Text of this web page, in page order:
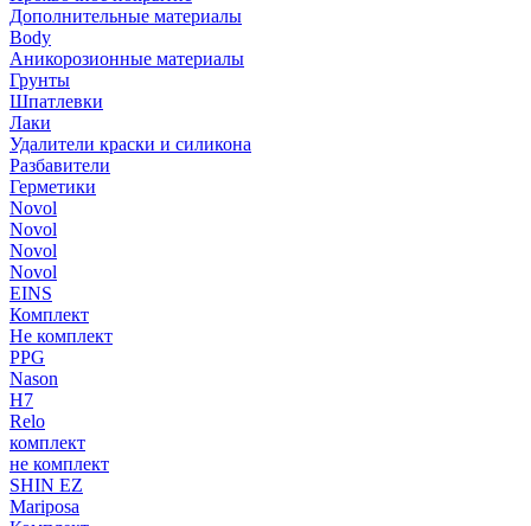
Дополнительные материалы
Body
Аникорозионные материалы
Грунты
Шпатлевки
Лаки
Удалители краски и силикона
Разбавители
Герметики
Novol
Novol
Novol
Novol
EINS
Комплект
Не комплект
PPG
Nason
H7
Relo
комплект
не комплект
SHIN EZ
Mariposa